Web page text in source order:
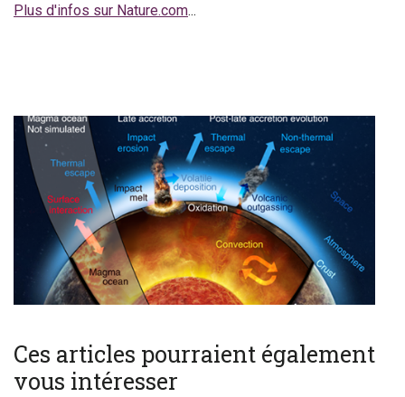
Plus d'infos sur Nature.com...
Ces articles pourraient également
vous intéresser